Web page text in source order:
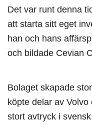
Det var runt denna
att starta sitt eget
han och hans
och bildade Cevian
Bolaget skapade
köpte delar av
stort avtryck i